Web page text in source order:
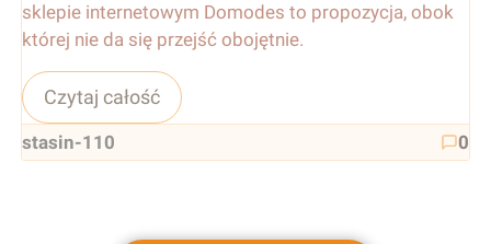
sklepie internetowym Domodes to propozycja, obok
której nie da się przejść obojętnie.
Czytaj całość
stasin-110 0